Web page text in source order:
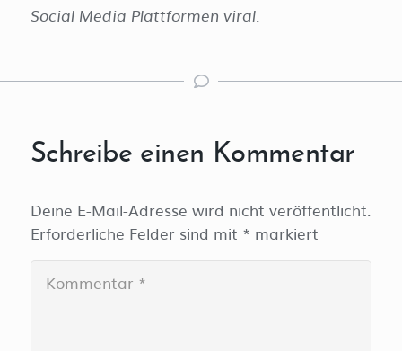
Social Media Plattformen viral.
Schreibe einen Kommentar
Deine E-Mail-Adresse wird nicht veröffentlicht.
Erforderliche Felder sind mit * markiert